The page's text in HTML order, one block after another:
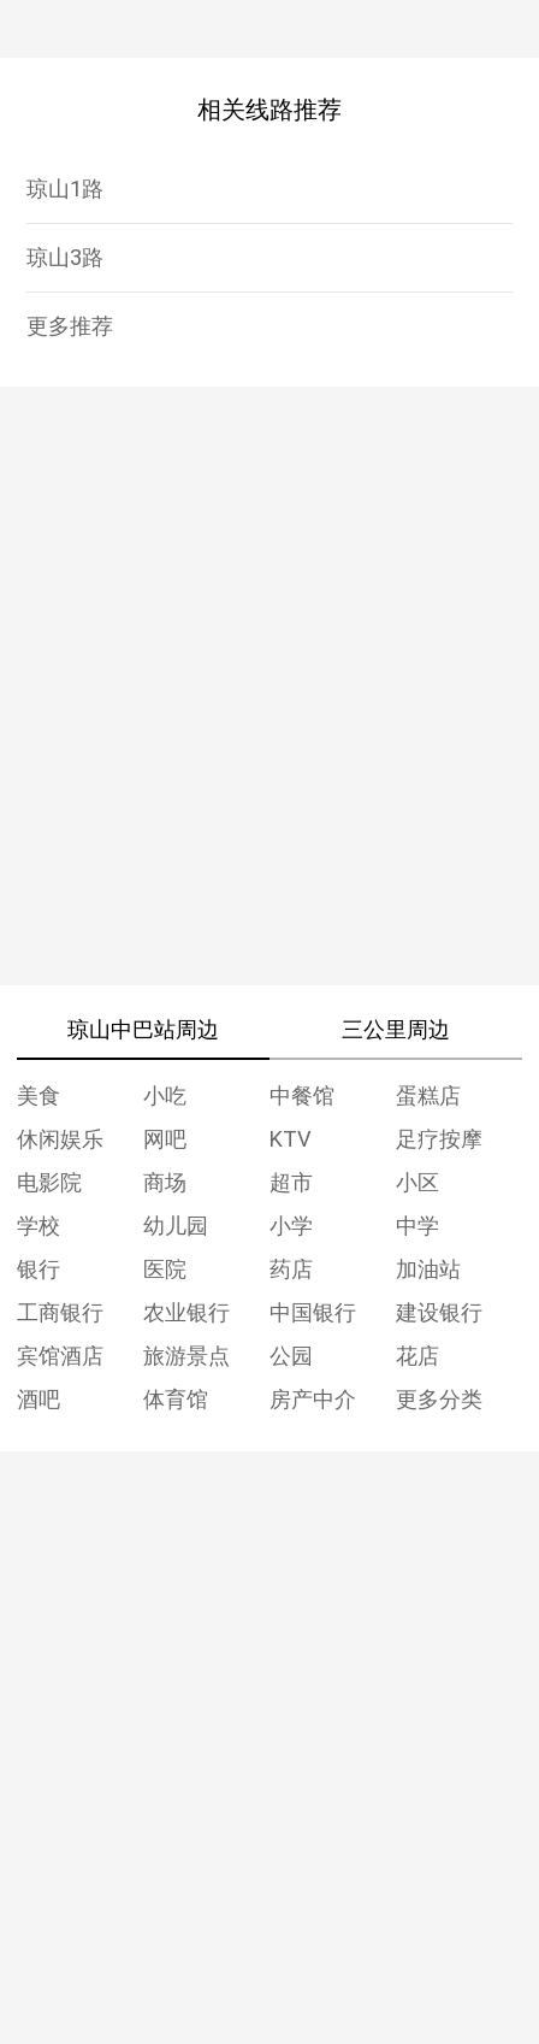
相关线路推荐
琼山1路
琼山3路
更多推荐
琼山中巴站周边 三公里周边
美食 小吃 中餐馆
蛋糕店
休闲娱乐
网吧 KTV
足疗按摩
电影院
商场 超市
小区
学校
幼儿园 小学
中学
银行
医院 药店
加油站
工商银行
农业银行 中国银行
建设银行
宾馆酒店
旅游景点 公园
花店
酒吧
体育馆 房产中介 更多分类